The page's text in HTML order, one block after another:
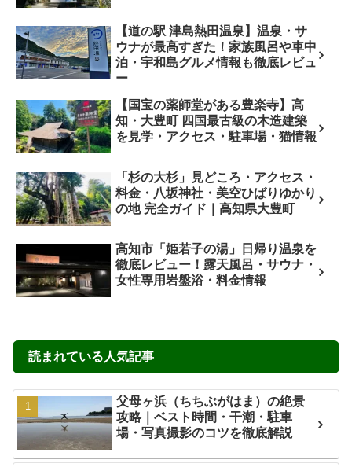
【道の駅 津島熱田温泉】温泉・サ
ウナが最高すぎた！家族風呂や車中
泊・宇和島グルメ情報も徹底レビュ
ー
【国宝の薬師堂がある豊楽寺】高
知・大豊町 四国最古級の木造建築
を見学・アクセス・駐車場・猫情報
「杉の大杉」見どころ・アクセス・
料金・八坂神社・美空ひばりゆかり
の地 完全ガイド｜高知県大豊町
高知市「姫若子の湯」日帰り温泉を
徹底レビュー！露天風呂・サウナ・
女性専用岩盤浴・料金情報
読まれている人気記事
父母ヶ浜（ちちぶがはま）の絶景
攻略｜ベスト時間・干潮・駐車
場・写真撮影のコツを徹底解説